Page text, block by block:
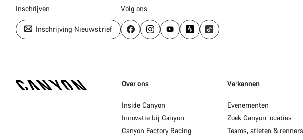
Inschrijven
Inschrijving Nieuwsbrief
Volg ons
Homepage
Over ons
Inside Canyon
Innovatie bij Canyon
Canyon Factory Racing
Verkennen
Evenementen
Zoek Canyon locaties
Teams, atleten & renners